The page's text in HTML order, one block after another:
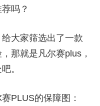
吗？
大家筛选出了一款
那就是凡尔赛plus，
。
PLUS的保障图：